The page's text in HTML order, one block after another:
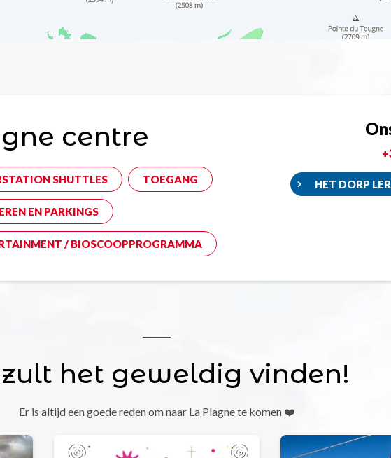
centre
SHUTTLES TOEGANG
EN PARKINGS
/ BIOSCOOPPROGRAMMA
HET DORP
het geweldig vinden!
Er is altijd een goede reden om naar La Plagne te komen ❤️